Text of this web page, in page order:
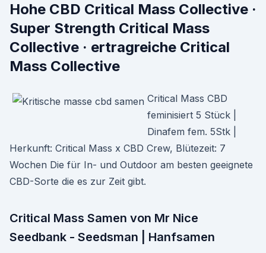
Hohe CBD Critical Mass Collective ·
Super Strength Critical Mass
Collective · ertragreiche Critical
Mass Collective
Critical Mass CBD
feminisiert 5 Stück |
Dinafem fem. 5Stk |
Herkunft: Critical Mass x CBD Crew, Blütezeit: 7
Wochen Die für In- und Outdoor am besten geeignete
CBD-Sorte die es zur Zeit gibt.
Critical Mass Samen von Mr Nice
Seedbank - Seedsman | Hanfsamen